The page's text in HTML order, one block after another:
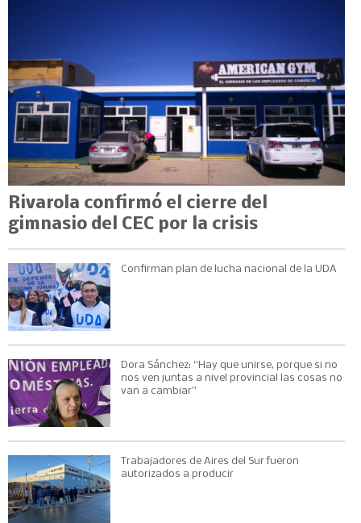
Rivarola confirmó el cierre del
gimnasio del CEC por la crisis
Confirman plan de lucha nacional de la UDA
Dora Sánchez: “Hay que unirse, porque si no
nos ven juntas a nivel provincial las cosas no
van a cambiar”
Trabajadores de Aires del Sur fueron
autorizados a producir